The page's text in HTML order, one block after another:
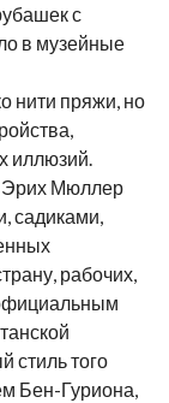
с
в музейные
нити пряжи, но
иллюзий.
Эрих Мюллер
садиками,
рабочих,
стиль того
Бен-Гуриона,